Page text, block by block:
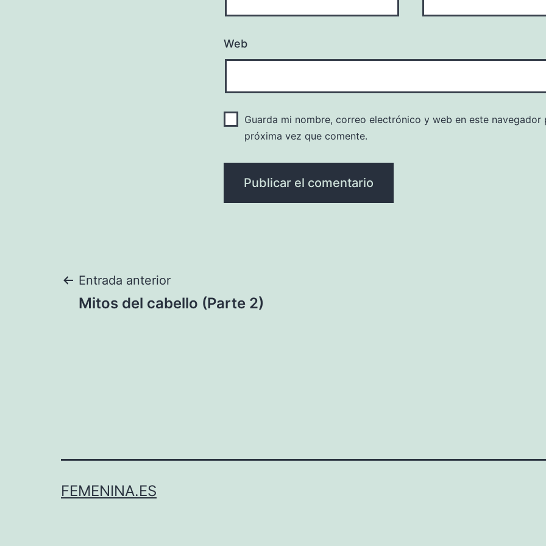
Web
Guarda mi nombre, correo electrónico y web en este navegador
próxima vez que comente.
Navegación
Entrada anterior
Mitos del cabello (Parte 2)
FEMENINA.ES